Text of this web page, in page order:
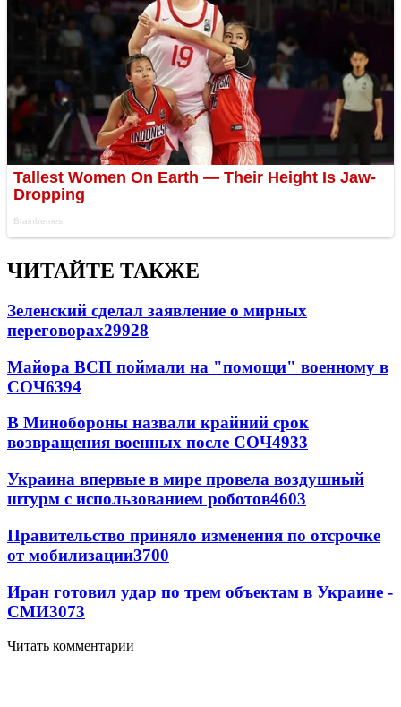
ЧИТАЙТЕ ТАКЖЕ
Зеленский сделал заявление о мирных
переговорах29928
Майора ВСП поймали на "помощи" военному в
СОЧ6394
В Минобороны назвали крайний срок
возвращения военных после СОЧ4933
Украина впервые в мире провела воздушный
штурм с использованием роботов4603
Правительство приняло изменения по отсрочке
от мобилизации3700
Иран готовил удар по трем объектам в Украине -
СМИ3073
Читать комментарии